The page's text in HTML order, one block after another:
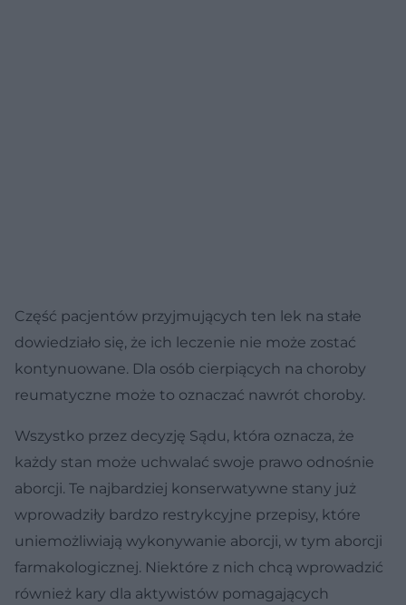
Część pacjentów przyjmujących ten lek na stałe
dowiedziało się, że ich leczenie nie może zostać
kontynuowane. Dla osób cierpiących na choroby
reumatyczne może to oznaczać nawrót choroby.
Wszystko przez decyzję Sądu, która oznacza, że
każdy stan może uchwalać swoje prawo odnośnie
aborcji. Te najbardziej konserwatywne stany już
wprowadziły bardzo restrykcyjne przepisy, które
uniemożliwiają wykonywanie aborcji, w tym aborcji
farmakologicznej. Niektóre z nich chcą wprowadzić
również kary dla aktywistów pomagających